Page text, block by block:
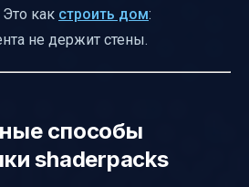
Это как строить дом:
не держит стены.
способы
shaderpacks